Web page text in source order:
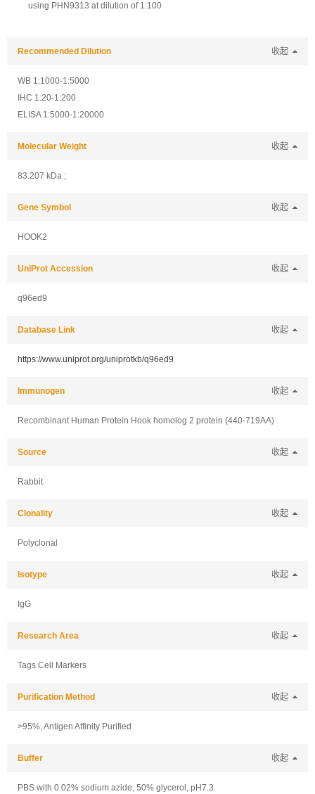
using PHN9313 at dilution of 1:100
Recommended Dilution 收起
WB 1:1000-1:5000
IHC 1:20-1:200
ELISA 1:5000-1:20000
Molecular Weight 收起
83.207 kDa ;
Gene Symbol 收起
HOOK2
UniProt Accession 收起
q96ed9
Database Link 收起
https://www.uniprot.org/uniprotkb/q96ed9
Immunogen 收起
Recombinant Human Protein Hook homolog 2 protein (440-719AA)
Source 收起
Rabbit
Clonality 收起
Polyclonal
Isotype 收起
IgG
Research Area 收起
Tags Cell Markers
Purification Method 收起
>95%, Antigen Affinity Purified
Buffer 收起
PBS with 0.02% sodium azide, 50% glycerol, pH7.3.